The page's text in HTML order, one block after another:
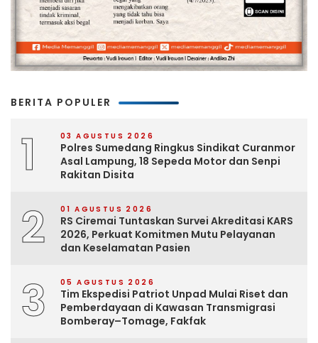
BERITA POPULER
1 03 AGUSTUS 2026
Polres Sumedang Ringkus Sindikat Curanmor
Asal Lampung, 18 Sepeda Motor dan Senpi
Rakitan Disita
2 01 AGUSTUS 2026
RS Ciremai Tuntaskan Survei Akreditasi KARS
2026, Perkuat Komitmen Mutu Pelayanan
dan Keselamatan Pasien
3 05 AGUSTUS 2026
Tim Ekspedisi Patriot Unpad Mulai Riset dan
Pemberdayaan di Kawasan Transmigrasi
Bomberay–Tomage, Fakfak